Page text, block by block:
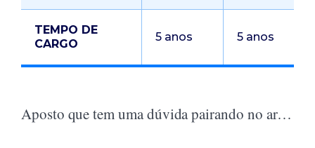
TEMPO DE
CARGO
5 anos 5 anos
Aposto que tem uma dúvida pairando no ar…